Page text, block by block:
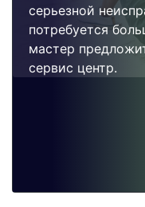
серьезной
потребуется
мастер
сервис центр.